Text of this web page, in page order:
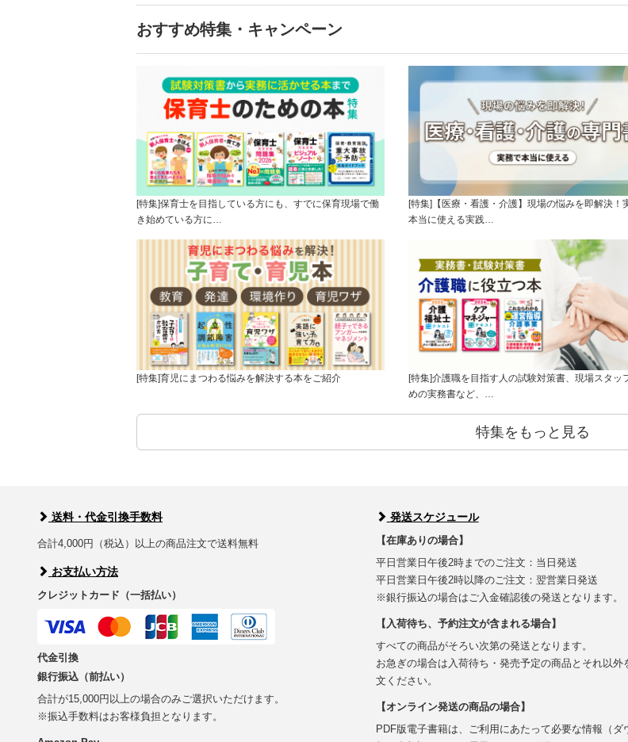
おすすめ特集・キャンペーン
[特集]保育士を目指している方にも、すでに保育現場で働
き始めている方に…
[特集]【医療・看護・介護】現場の悩みを即解決！
本当に使える実践…
[特集]育児にまつわる悩みを解決する本をご紹介
[特集]介護職を目指す人の試験対策書、現場スタッ
めの実務書など、…
特集をもっと見る
送料・代金引換手数料
合計4,000円（税込）以上の商品注文で送料無料
お支払い方法
クレジットカード（一括払い）
代金引換
銀行振込（前払い）
合計が15,000円以上の場合のみご選択いただけます。
※振込手数料はお客様負担となります。
発送スケジュール
【在庫ありの場合】
平日営業日午後2時までのご注文：当日発送
平日営業日午後2時以降のご注文：翌営業日発送
※銀行振込の場合はご入金確認後の発送となります。
【入荷待ち、予約注文が含まれる場合】
すべての商品がそろい次第の発送となります。
お急ぎの場合は入荷待ち・発売予定の商品とそれ以外
文ください。
【オンライン発送の商品の場合】
PDF版電子書籍は、ご利用にあたって必要な情報（ダ